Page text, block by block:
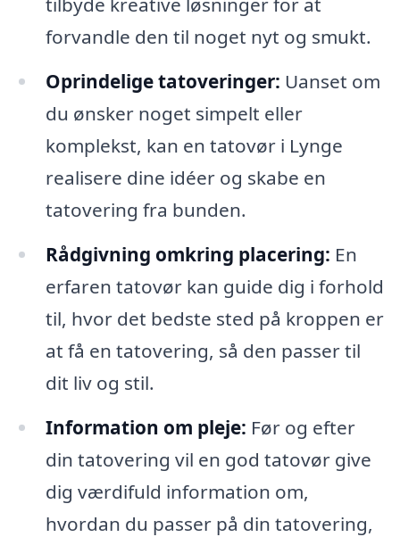
forvandle den til noget nyt og smukt.
Oprindelige tatoveringer: Uanset om
du ønsker noget simpelt eller
komplekst, kan en tatovør i Lynge
realisere dine idéer og skabe en
tatovering fra bunden.
Rådgivning omkring placering: En
erfaren tatovør kan guide dig i forhold
til, hvor det bedste sted på kroppen er
at få en tatovering, så den passer til
dit liv og stil.
Information om pleje: Før og efter
din tatovering vil en god tatovør give
dig værdifuld information om,
hvordan du passer på din tatovering,